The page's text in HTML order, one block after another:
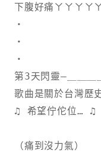
下腹好痛ㄚㄚㄚㄚ
・
・
・
第3天閃靈—＿＿＿
歌曲是關於台灣
♫ 希望佇佗位… ♫
（痛到沒力氣）